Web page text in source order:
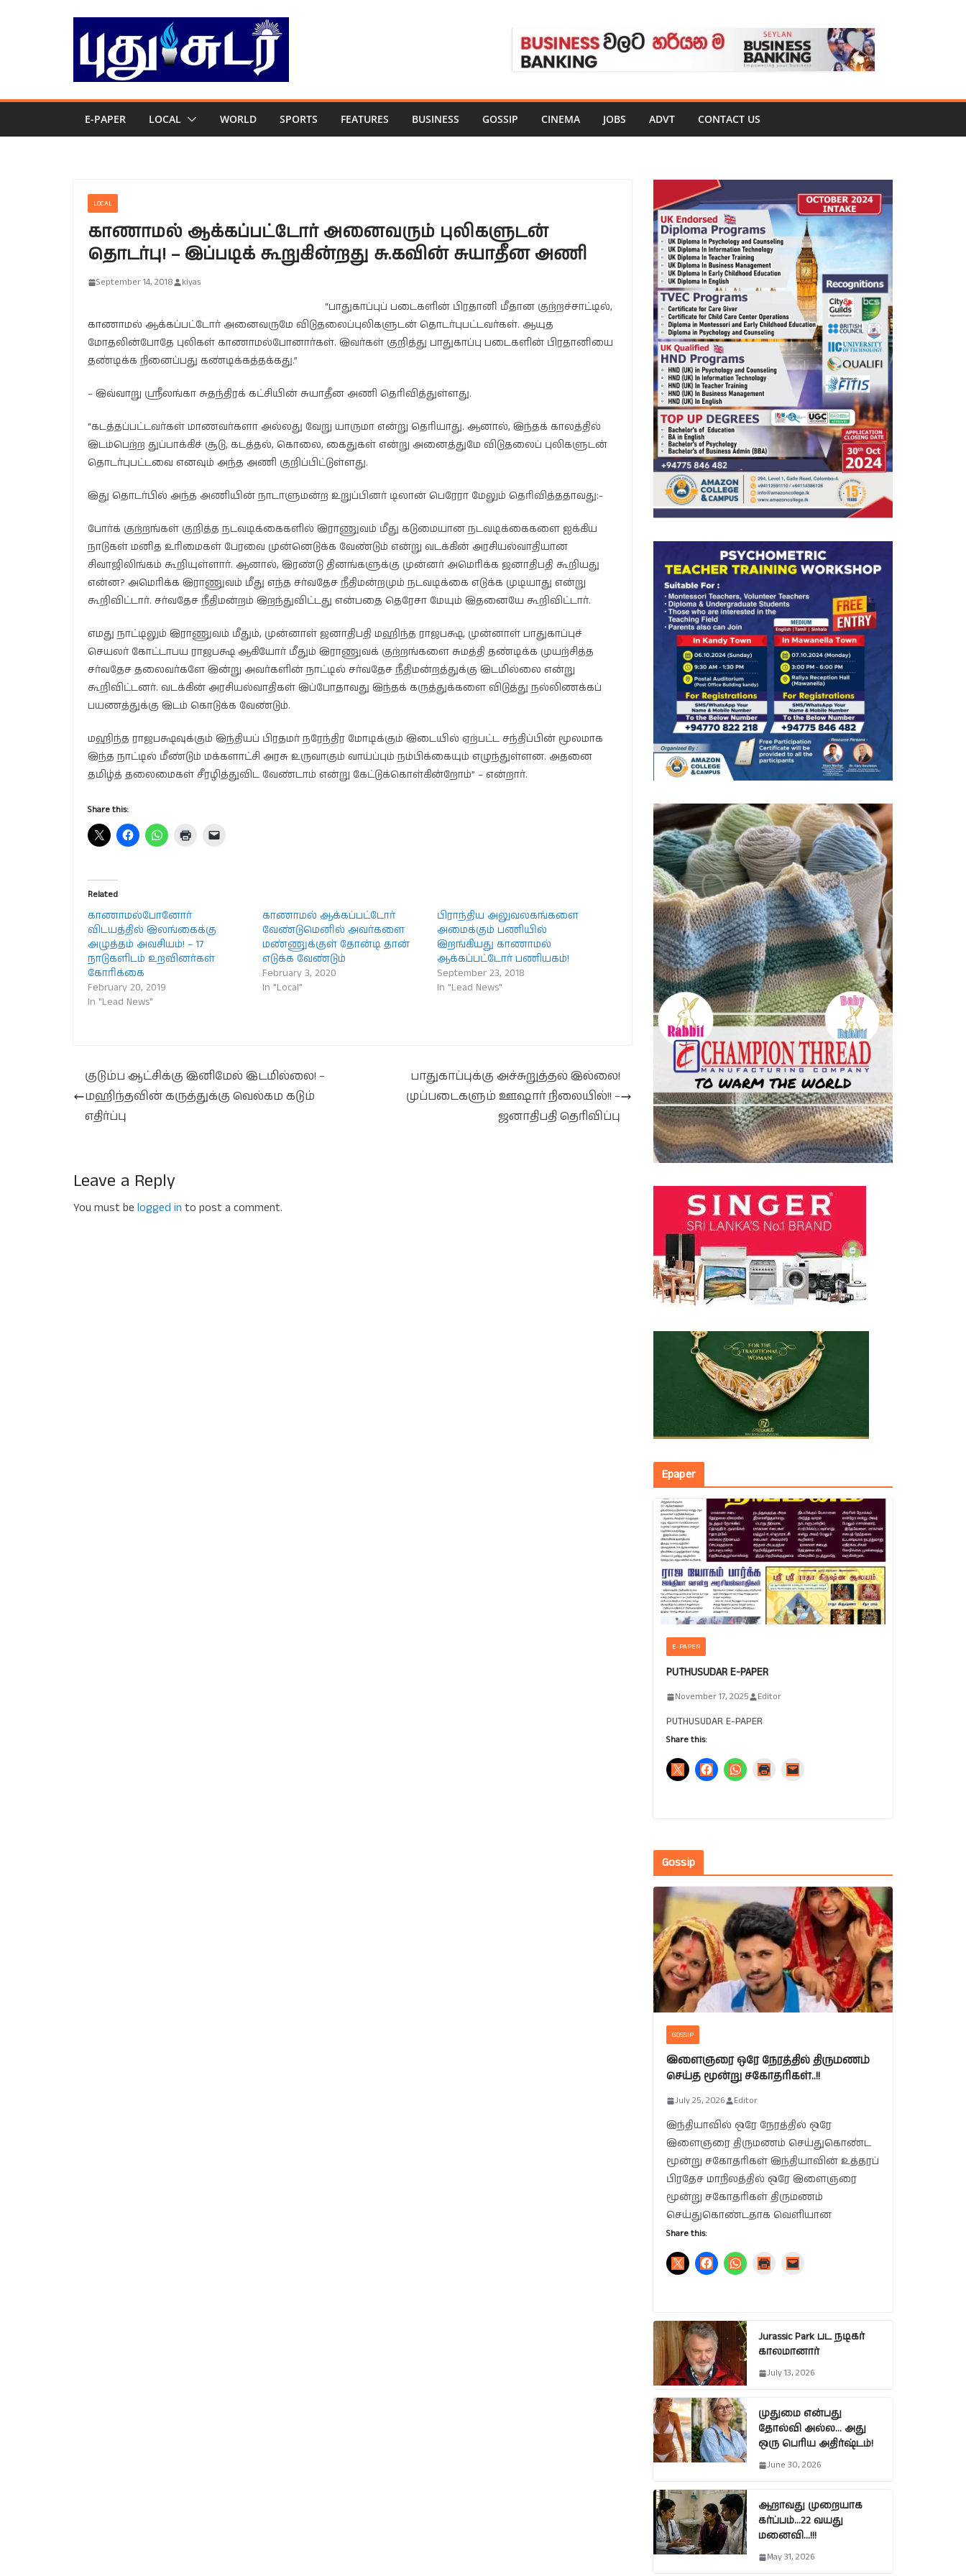
E-PAPER LOCAL WORLD SPORTS FEATURES BUSINESS GOSSIP CINEMA JOBS ADVT CONTACT US
LOCAL
காணாமல் ஆக்கப்பட்டோர் அனைவரும் புலிகளுடன்
தொடர்பு! – இப்படிக் கூறுகின்றது சு.கவின் சுயாதீன அணி
September 14, 2018 kiyas
“பாதுகாப்புப் படைகளின் பிரதானி மீதான குற்றச்சாட்டில்,
காணாமல் ஆக்கப்பட்டோர் அனைவருமே விடுதலைப்புலிகளுடன் தொடர்புபட்டவர்கள். ஆயுத
மோதலின்போதே புலிகள் காணாமல்போனார்கள். இவர்கள் குறித்து பாதுகாப்பு படைகளின் பிரதானியை
தண்டிக்க நினைப்பது கண்டிக்கத்தக்கது.”
– இவ்வாறு ஸ்ரீலங்கா சுதந்திரக் கட்சியின் சுயாதீன அணி தெரிவித்துள்ளது.
“கடத்தப்பட்டவர்கள் மாணவர்களா அல்லது வேறு யாருமா என்று தெரியாது. ஆனால், இந்தக் காலத்தில்
இடம்பெற்ற துப்பாக்கிச் சூடு, கடத்தல், கொலை, கைதுகள் என்று அனைத்துமே விடுதலைப் புலிகளுடன்
தொடர்புபட்டவை எனவும் அந்த அணி குறிப்பிட்டுள்ளது.
இது தொடர்பில் அந்த அணியின் நாடாளுமன்ற உறுப்பினர் டிலான் பெரேரா மேலும் தெரிவித்ததாவது:-
போர்க் குற்றங்கள் குறித்த நடவடிக்கைகளில் இராணுவம் மீது கடுமையான நடவடிக்கைகளை ஐக்கிய
நாடுகள் மனித உரிமைகள் பேரவை முன்னெடுக்க வேண்டும் என்று வடக்கின் அரசியல்வாதியான
சிவாஜிலிங்கம் கூறியுள்ளார். ஆனால், இரண்டு தினங்களுக்கு முன்னர் அமெரிக்க ஜனாதிபதி கூறியது
என்ன? அமெரிக்க இராணுவம் மீது எந்த சர்வதேச நீதிமன்றமும் நடவடிக்கை எடுக்க முடியாது என்று
கூறிவிட்டார். சர்வதேச நீதிமன்றம் இறந்துவிட்டது என்பதை தெரேசா மேயும் இதனையே கூறிவிட்டார்.
எமது நாட்டிலும் இராணுவம் மீதும், முன்னாள் ஜனாதிபதி மஹிந்த ராஜபக்ஷ, முன்னாள் பாதுகாப்புச்
செயலர் கோட்டாபய ராஜபக்ஷ ஆகியோர் மீதும் இராணுவக் குற்றங்களை சுமத்தி தண்டிக்க முயற்சித்த
சர்வதேச தலைவர்களே இன்று அவர்களின் நாட்டில் சர்வதேச நீதிமன்றத்துக்கு இடமில்லை என்று
கூறிவிட்டனர். வடக்கின் அரசியல்வாதிகள் இப்போதாவது இந்தக் கருத்துக்களை விடுத்து நல்லிணக்கப்
பயணத்துக்கு இடம் கொடுக்க வேண்டும்.
மஹிந்த ராஜபக்ஷவுக்கும் இந்தியப் பிரதமர் நரேந்திர மோடிக்கும் இடையில் ஏற்பட்ட சந்திப்பின் மூலமாக
இந்த நாட்டில் மீண்டும் மக்களாட்சி அரசு உருவாகும் வாய்ப்பும் நம்பிக்கையும் எழுந்துள்ளன. அதனை
தமிழ்த் தலைமைகள் சீரழித்துவிட வேண்டாம் என்று கேட்டுக்கொள்கின்றோம்” – என்றார்.
Share this:
Related
காணாமல்போனோர்
விடயத்தில் இலங்கைக்கு
அழுத்தம் அவசியம்! – 17
நாடுகளிடம் உறவினர்கள்
கோரிக்கை
February 20, 2019
In "Lead News"
காணாமல் ஆக்கப்பட்டோர்
வேண்டுமெனில் அவர்களை
மண்ணுக்குள் தோன்டி தான்
எடுக்க வேண்டும்
February 3, 2020
In "Local"
பிராந்திய அலுவலகங்களை
அமைக்கும் பணியில்
இறங்கியது காணாமல்
ஆக்கப்பட்டோர் பணியகம்!
September 23, 2018
In "Lead News"
குடும்ப ஆட்சிக்கு இனிமேல் இடமில்லை! –
மஹிந்தவின் கருத்துக்கு வெல்கம கடும்
எதிர்ப்பு
பாதுகாப்புக்கு அச்சுறுத்தல் இல்லை!
முப்படைகளும் ஊஷார் நிலையில்!! –
ஜனாதிபதி தெரிவிப்பு
Leave a Reply
You must be logged in to post a comment.
Epaper
E-PAPER
PUTHUSUDAR E-PAPER
November 17, 2025 Editor
PUTHUSUDAR E-PAPER
Share this:
Gossip
GOSSIP
இளைஞரை ஒரே நேரத்தில் திருமணம்
செய்த மூன்று சகோதரிகள்..!!
July 25, 2026 Editor
இந்தியாவில் ஒரே நேரத்தில் ஒரே
இளைஞரை திருமணம் செய்துகொண்ட
மூன்று சகோதரிகள் இந்தியாவின் உத்தரப்
பிரதேச மாநிலத்தில் ஒரே இளைஞரை
மூன்று சகோதரிகள் திருமணம்
செய்துகொண்டதாக வெளியான
Share this:
Jurassic Park பட நடிகர்
காலமானார்
July 13, 2026
முதுமை என்பது
தோல்வி அல்ல… அது
ஒரு பெரிய அதிர்ஷ்டம்!
June 30, 2026
ஆறாவது முறையாக
கர்ப்பம்…22 வயது
மனைவி…!!!
May 31, 2026